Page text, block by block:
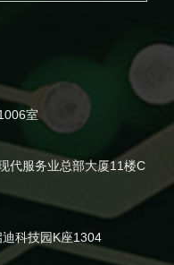
室
代服务业总部大厦11楼C
科技园K座1304